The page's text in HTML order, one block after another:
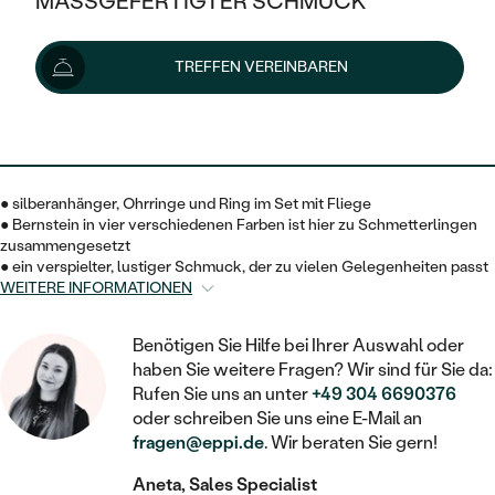
KLASSISCH
V-FORM
VINTAGE
AUSSERGEWÖHNLICHE
GEHÄMMERTE
VON HAND GRAVIERTE
MIT MEHREREN DIAMANTEN
HALO
VINTAGE
IM SET
AUSSERGEWÖHNLICH
GESTALTE EINEN RING
WÄHLE EINEN RING
DIAMANTEN ZUM EINFASSEN
AUSVERKAUF
WENN SCHMUCK HILFT
NACH TYP
OHRRINGE
RINGE
ARMBÄNDER
SCHMUCKSET
HERRENSCHMUCK
PLATIN
OHRSTECKER
CREOLEN
MINIMALISTISCHE
OHRHÄNGER
SOLITÄR
GOLD
SILBER
NACH STYL
SOLITÄR
PERSONALISIERT
MIT STERNZEICHEN
MINIMALISTISCH
AUSVERKAUF
GOLD
SILBER
PLATIN
NACH STYL
MEMOIRE
MINIMALISTISCHE
TREFFEN VEREINBAREN
368 €388 € -6 %
Lieferoptionen
● silberanhänger, Ohrringe und Ring im Set mit Fliege
● Bernstein in vier verschiedenen Farben ist hier zu Schmetterlingen
zusammengesetzt
● ein verspielter, lustiger Schmuck, der zu vielen Gelegenheiten passt
WEITERE INFORMATIONEN
Benötigen Sie Hilfe bei Ihrer Auswahl oder
haben Sie weitere Fragen? Wir sind für Sie da:
Rufen Sie uns an unter+49 304 6690376
oder schreiben Sie uns eine E-Mail an
fragen@eppi.de. Wir beraten Sie gern!
Aneta, Sales Specialist